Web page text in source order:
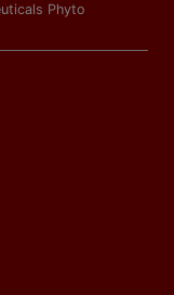
Phyto